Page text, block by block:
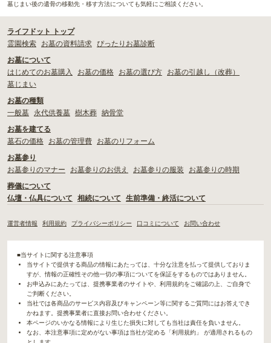
墓じまい後の遺骨の移動先・移す方法についても気軽にご相談ください。
ライフドット トップ
霊園検索
お墓の資料請求 ぴったりお墓診断
お墓について
はじめてのお墓購入
お墓の価格 お墓の選び方
お墓の引越し（改葬）
墓じまい
お墓の種類
一般墓
永代供養墓 樹木葬 納骨堂
お墓を建てる
墓石の価格
お墓の管理費
お墓のリフォーム
お墓参り
お墓参りのマナー
お墓参りのお供え お墓参りの服装
お墓参りの時期
葬儀について
仏壇・仏具について
相続について 生前準備・終活について
運営者情報 利用規約 プライバシーポリシー 口コミについて お問い合わせ
■当サイトに関する注意事項
当サイトで提供する商品の情報にあたっては、十分な注意を払って提供しておりま
すが、情報の正確性その他一切の事項についてを保証をするものではありません。
お申込みにあたっては、提携事業者のサイトや、利用規約をご確認の上、ご自身で
ご判断ください。
当社では各商品のサービス内容及びキャンペーン等に関するご質問にはお答えでき
かねます。提携事業者に直接お問い合わせください。
本ページのいかなる情報により生じた損失に対しても当社は責任を負いません。
なお、本注意事項に定めがない事項は当社が定める「利用規約」 が適用されるもの